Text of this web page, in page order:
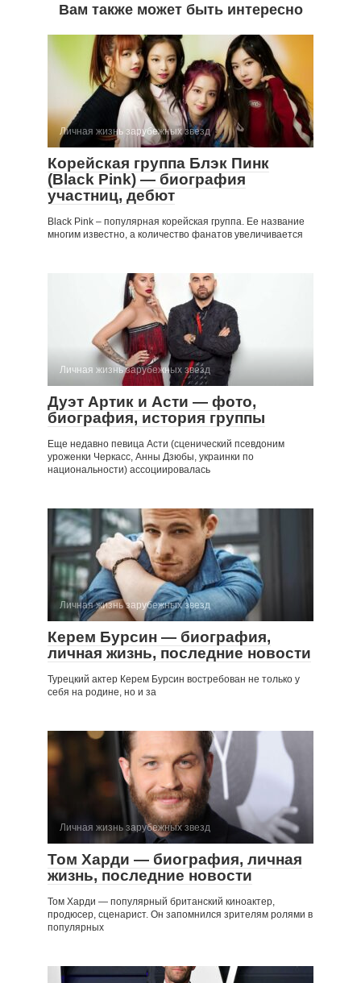
Вам также может быть интересно
Личная жизнь зарубежных звезд
Корейская группа Блэк Пинк
(Black Pink) — биография
участниц, дебют
Black Pink – популярная корейская группа. Ее название
многим известно, а количество фанатов увеличивается
Личная жизнь зарубежных звезд
Дуэт Артик и Асти — фото,
биография, история группы
Еще недавно певица Асти (сценический псевдоним
уроженки Черкасс, Анны Дзюбы, украинки по
национальности) ассоциировалась
Личная жизнь зарубежных звезд
Керем Бурсин — биография,
личная жизнь, последние новости
Турецкий актер Керем Бурсин востребован не только у
себя на родине, но и за
Личная жизнь зарубежных звезд
Том Харди — биография, личная
жизнь, последние новости
Том Харди — популярный британский киноактер,
продюсер, сценарист. Он запомнился зрителям ролями в
популярных